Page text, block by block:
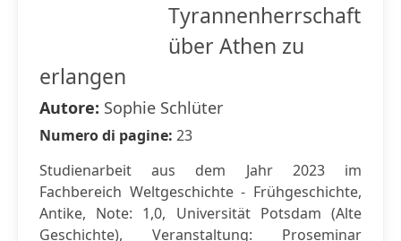
Tyrannenherrschaft
über Athen zu
erlangen
Autore: Sophie Schlüter
Numero di pagine: 23
Studienarbeit aus dem Jahr 2023 im
Fachbereich Weltgeschichte - Frühgeschichte,
Antike, Note: 1,0, Universität Potsdam (Alte
Geschichte), Veranstaltung: Proseminar